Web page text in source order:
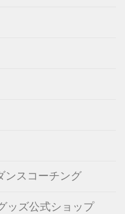
ンスコーチング
ッズ公式ショップ